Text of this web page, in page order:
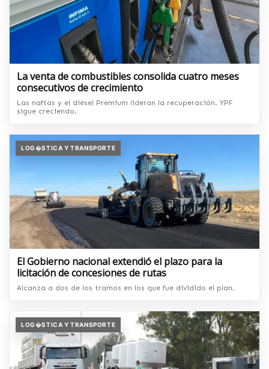
La venta de combustibles consolida cuatro meses
consecutivos de crecimiento
Las naftas y el diésel Premium lideran la recuperación. YPF
sigue creciendo.
LOG�STICA Y TRANSPORTE
El Gobierno nacional extendió el plazo para la
licitación de concesiones de rutas
Alcanza a dos de los tramos en los que fue dividido el plan.
LOG�STICA Y TRANSPORTE